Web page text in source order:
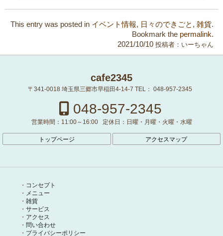
This entry was posted in イベント情報, 日々のできごと ,雑貨.
Bookmark the permalink.
2021/10/10 投稿者： いーちゃん
cafe2345
〒341-0018 埼玉県三郷市早稲田4-14-7 TEL： 048-957-2345
048-957-2345
営業時間： 11:00～16:00 定休日： 日曜・月曜・火曜・水曜
トップページ アクセスマップ
コンセプト
メニュー
雑貨
サービス
アクセス
問い合わせ
プライバシーポリシー